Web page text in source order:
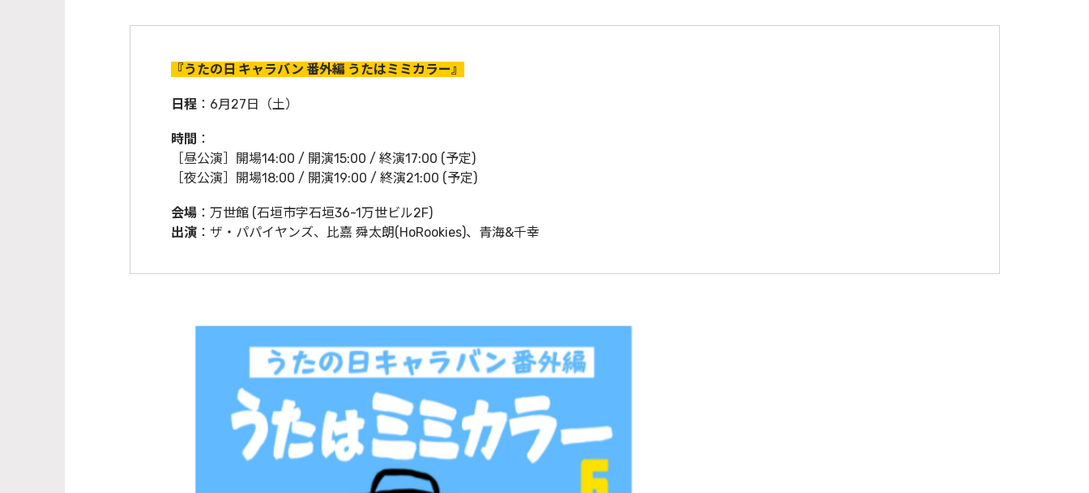
『うたの日 キャラバン 番外編 うたはミミカラー』
日程 ：6月27日（土）
時間 ：
［昼公演］開場14:00 / 開演15:00 / 終演17:00 (予定)
［夜公演］開場18:00 / 開演19:00 / 終演21:00 (予定)
会場 ：万世館 (石垣市字石垣36-1万世ビル2F)
出演 ：ザ・パパイヤンズ、比嘉 舜太朗(HoRookies)、青海&千幸